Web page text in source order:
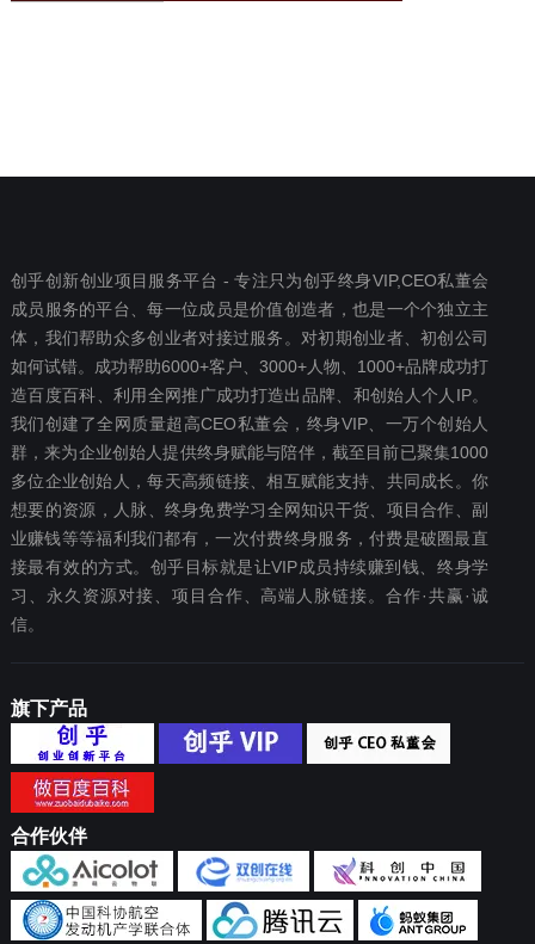
创乎创新创业项目服务平台 - 专注只为创乎终身VIP,CEO私董会
成员服务的平台、每一位成员是价值创造者，也是一个个独立主
体，我们帮助众多创业者对接过服务。对初期创业者、初创公司
如何试错。成功帮助6000+客户、3000+人物、1000+品牌成功打
造百度百科、利用全网推广成功打造出品牌、和创始人个人IP。
我们创建了全网质量超高CEO私董会，终身VIP、一万个创始人
群，来为企业创始人提供终身赋能与陪伴，截至目前已聚集1000
多位企业创始人，每天高频链接、相互赋能支持、共同成长。你
想要‬的资源，人脉、终身免费学习全网知识干货、项目合作、副
业赚钱等等福利我们都‬有，一次付费终‬身服务，付费是破圈最‬直
接最有效‬的方式。创乎目标就是让VIP成员持续赚到钱、终身学
习、永久资源对接、项目合作、高端人脉链接。合作·共赢·诚
信。
旗下产品
合作伙伴